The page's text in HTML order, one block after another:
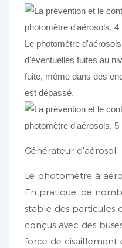
Le photomètre
d'éventuelles fuites au
fuite, même dans des
est dépassé.
Générateur d'aérosol
Le photomètre à
En pratique, de
stable des particules
conçus avec des
force de cisaillement